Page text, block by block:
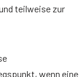
teilweise zur
wenn eine